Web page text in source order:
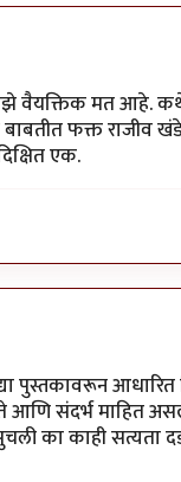
वैयक्तिक मत आहे.
बाबतीत फक्त
एक.
पुस्तकावरून आधारित
संदर्भ माहित
का काही सत्यता